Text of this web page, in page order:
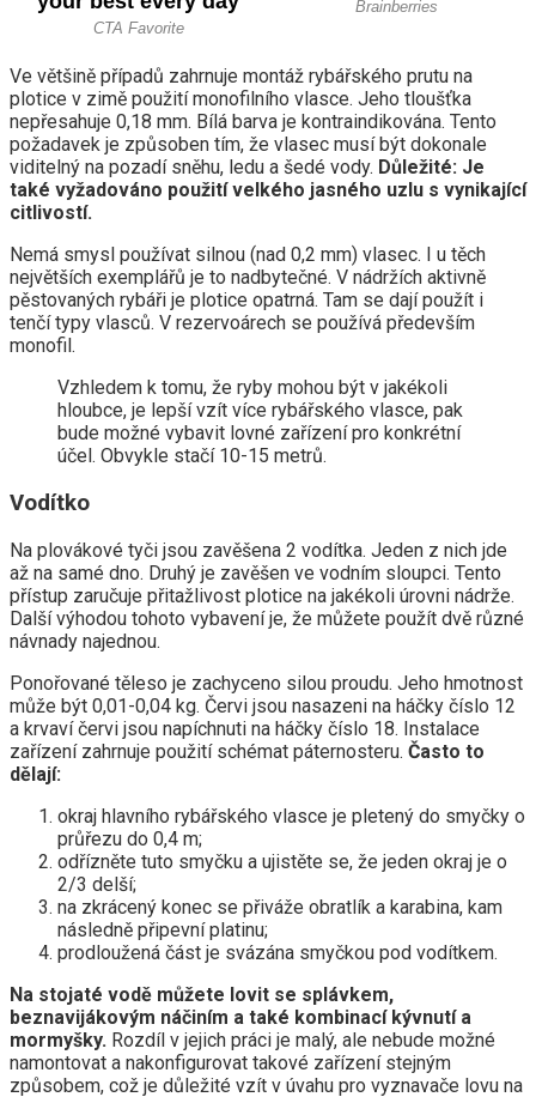
Ve většině případů zahrnuje montáž rybářského prutu na
plotice v zimě použití monofilního vlasce. Jeho tloušťka
nepřesahuje 0,18 mm. Bílá barva je kontraindikována. Tento
požadavek je způsoben tím, že vlasec musí být dokonale
viditelný na pozadí sněhu, ledu a šedé vody. Důležité: Je
také vyžadováno použití velkého jasného uzlu s vynikající
citlivostí.
Nemá smysl používat silnou (nad 0,2 mm) vlasec. I u těch
největších exemplářů je to nadbytečné. V nádržích aktivně
pěstovaných rybáři je plotice opatrná. Tam se dají použít i
tenčí typy vlasců. V rezervoárech se používá především
monofil.
Vzhledem k tomu, že ryby mohou být v jakékoli
hloubce, je lepší vzít více rybářského vlasce, pak
bude možné vybavit lovné zařízení pro konkrétní
účel. Obvykle stačí 10-15 metrů.
Vodítko
Na plovákové tyči jsou zavěšena 2 vodítka. Jeden z nich jde
až na samé dno. Druhý je zavěšen ve vodním sloupci. Tento
přístup zaručuje přitažlivost plotice na jakékoli úrovni nádrže.
Další výhodou tohoto vybavení je, že můžete použít dvě různé
návnady najednou.
Ponořované těleso je zachyceno silou proudu. Jeho hmotnost
může být 0,01-0,04 kg. Červi jsou nasazeni na háčky číslo 12
a krvaví červi jsou napíchnuti na háčky číslo 18. Instalace
zařízení zahrnuje použití schémat páternosteru. Často to
dělají:
okraj hlavního rybářského vlasce je pletený do smyčky o
průřezu do 0,4 m;
odřízněte tuto smyčku a ujistěte se, že jeden okraj je o
2/3 delší;
na zkrácený konec se přiváže obratlík a karabina, kam
následně připevní platinu;
prodloužená část je svázána smyčkou pod vodítkem.
Na stojaté vodě můžete lovit se splávkem,
beznavijákovým náčiním a také kombinací kývnutí a
mormyšky. Rozdíl v jejich práci je malý, ale nebude možné
namontovat a nakonfigurovat takové zařízení stejným
způsobem, což je důležité vzít v úvahu pro vyznavače lovu na